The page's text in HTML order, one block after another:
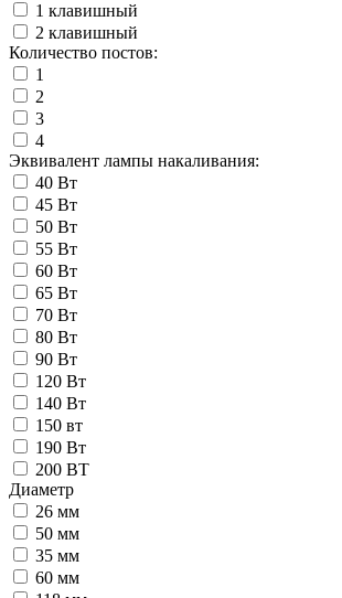
1 клавишный
2 клавишный
Количество постов:
1
2
3
4
Эквивалент лампы накаливания:
40 Вт
45 Вт
50 Вт
55 Вт
60 Вт
65 Вт
70 Вт
80 Вт
90 Вт
120 Вт
140 Вт
150 вт
190 Вт
200 ВТ
Диаметр
26 мм
50 мм
35 мм
60 мм